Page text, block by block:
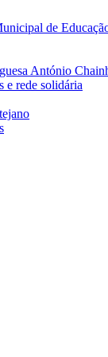
de
António
e rede solidária